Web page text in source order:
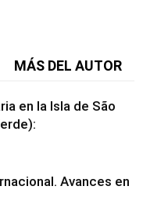
MÁS DEL AUTOR
en la Isla de São
Avances en